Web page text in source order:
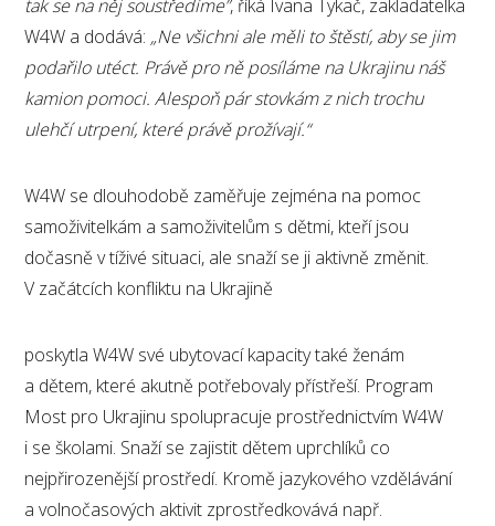
tak se na něj soustředíme”, říká Ivana Tykač, zakladatelka
W4W a dodává: „Ne všichni ale měli to štěstí, aby se jim
podařilo utéct. Právě pro ně posíláme na Ukrajinu náš
kamion pomoci. Alespoň pár stovkám z nich trochu
ulehčí utrpení, které právě prožívají.“
W4W se dlouhodobě zaměřuje zejména na pomoc
samoživitelkám a samoživitelům s dětmi, kteří jsou
dočasně v tíživé situaci, ale snaží se ji aktivně změnit.
V začátcích konfliktu na Ukrajině
poskytla W4W své ubytovací kapacity také ženám
a dětem, které akutně potřebovaly přístřeší. Program
Most pro Ukrajinu spolupracuje prostřednictvím W4W
i se školami. Snaží se zajistit dětem uprchlíků co
nejpřirozenější prostředí. Kromě jazykového vzdělávání
a volnočasových aktivit zprostředkovává např.